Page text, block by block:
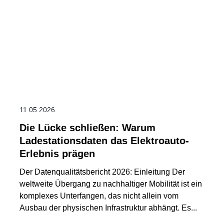
11.05.2026
Die Lücke schließen: Warum
Ladestationsdaten das Elektroauto-
Erlebnis prägen
Der Datenqualitätsbericht 2026: Einleitung Der
weltweite Übergang zu nachhaltiger Mobilität ist ein
komplexes Unterfangen, das nicht allein vom
Ausbau der physischen Infrastruktur abhängt. Es...